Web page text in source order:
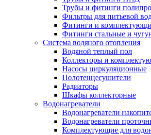
Трубы и фитинги
Фильтры для питьевой
Фитинги и
Фитинги стальные и
Система водяного отопления
Водяной теплый пол
Коллекторы и
Насосы циркуляционные
Полотенцесушители
Радиаторы
Шкафы коллекторные
Водонагреватели
Водонагреватели
Водонагреватели
Комплектующие для